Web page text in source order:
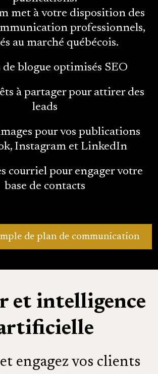
met à votre disposition des
professionnels,
au marché québécois.
blogue optimisés SEO
à partager pour attirer des
leads
pour vos publications
Instagram et LinkedIn
courriel pour engager votre
base de contacts
de plan de communication
et intelligence
engagez vos clients